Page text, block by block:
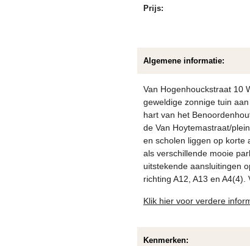
Prijs:
Algemene informatie:
Van Hogenhouckstraat 10
geweldige zonnige tuin
hart van het
de Van Hoytemastraat/
en scholen liggen op korte
als verschillende mooie
uitstekende aansluitingen
richting A12, A13 en
Klik hier voor verdere
Kenmerken: